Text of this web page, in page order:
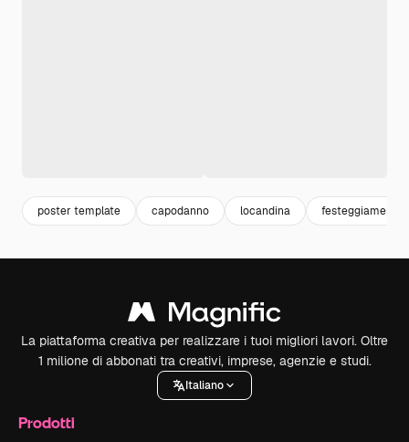
poster template capodanno locandina festeggiamenti
La piattaforma creativa per realizzare i tuoi migliori lavori. Oltre
1 milione di abbonati tra creativi, imprese, agenzie e studi.
Italiano
Prodotti